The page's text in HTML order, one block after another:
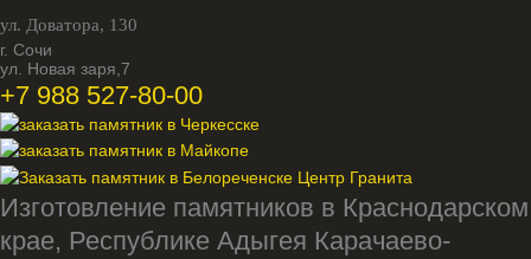
ул. Доватора, 130
г. Сочи
ул. Новая заря,7
+7 988 527-80-00
Изготовление памятников в Краснодарском
крае, Республике Адыгея Карачаево-